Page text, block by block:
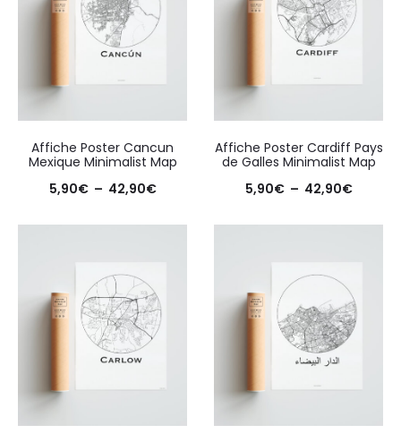
42,90€
42,90€
Affiche Poster Cancun
Mexique Minimalist Map
5,90€ – 42,90€Plage
à
42,90€
Affiche Poster Cardiff Pays
de Galles Minimalist Map
5,90€ – 42,90€Plage
à
42,90€